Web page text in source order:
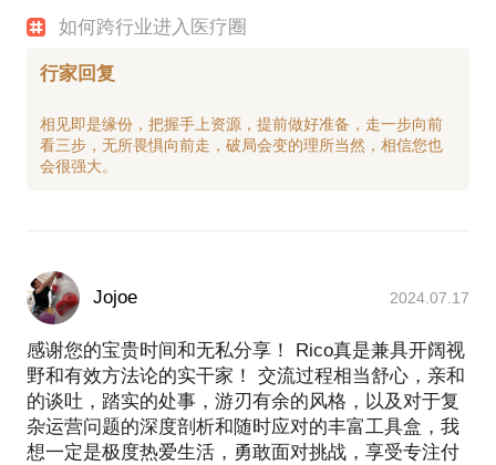
2.供应链建设与管理，尤其在如何满足交付的战略策
面，拥有完整解决方案和独到见解。曾从无到有建立
学镜片成型生产线和医用复合软管生产线，解决瓶颈
的同时，使公司在核心零件上取得重大突破。
统导入,2021年主导了ERP导入和PLM系统的选型。
4.精益管理及自动化，拥有快速识别浪费和不合理问
题的方法，对自动化有深入了解，对是否适合自动化
作业有敏锐的嗅觉。曾策划并主导了多条自动化生产
线。
5.医疗器械企业需满足的要求和厂房要求。
6.产品质量提升方法。
如何跨行业进入医疗圈
行家回复
相见即是缘份，把握手上资源，提前做好准备，走一步向前
看三步，无所畏惧向前走，破局会变的理所当然，相信您也
Jojoe 2024.07.17
感谢您的宝贵时间和无私分享！ Rico真是兼具开阔视
野和有效方法论的实干家！ 交流过程相当舒心，亲和
的谈吐，踏实的处事，游刃有余的风格，以及对于复
杂运营问题的深度剖析和随时应对的丰富工具盒，我
想一定是极度热爱生活，勇敢面对挑战，享受专注付